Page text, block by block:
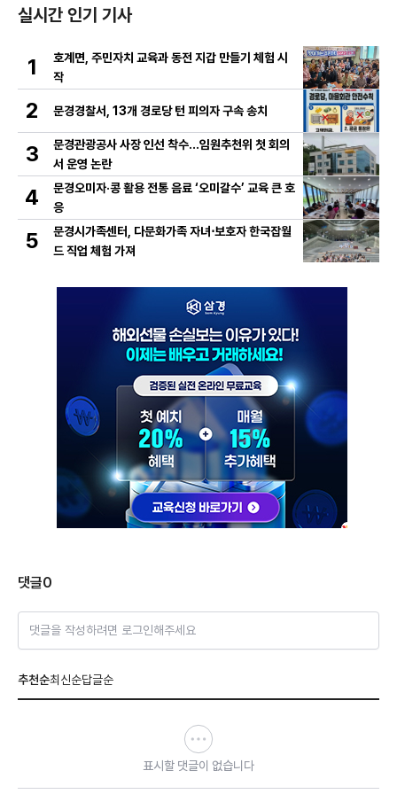
실시간 인기 기사
1
호계면, 주민자치 교육과 동전 지갑 만들기 체험 시
작
2 문경경찰서, 13개 경로당 턴 피의자 구속 송치
3
문경관광공사 사장 인선 착수…임원추천위 첫 회의
서 운영 논란
4
문경오미자·콩 활용 전통 음료 ‘오미갈수’ 교육 큰 호
응
5
문경시가족센터, 다문화가족 자녀⋅보호자 한국잡월
드 직업 체험 가져
댓글0
댓글을 작성하려면 로그인해주세요
추천순최신순답글순
표시할 댓글이 없습니다